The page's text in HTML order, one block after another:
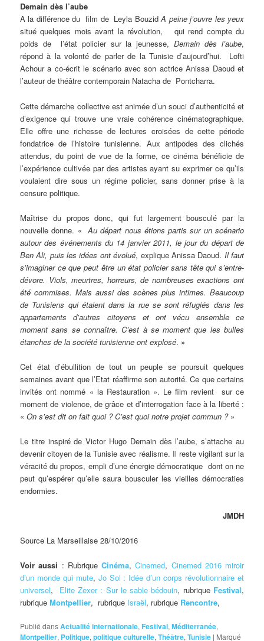
Demain dès l’aube
A la différence du film de Leyla BouzidA peine j’ouvre les yeux
situé quelques mois avant la révolution, qui rend compte du
poids de l’état policier sur la jeunesse,Demain dès l’aube,
répond à la volonté de parler de la Tunisie d’aujourd’hui. Lofti
Achour a co-écrit le scénario avec son actrice Anissa Daoud et
l’auteur de théâtre contemporain Natacha de Pontcharra.
Cette démarche collective est animée d’un souci d’authenticité et
d’exigence qui trouve une vraie cohérence cinématographique.
Elle offre une richesse de lectures croisées de cette période
fondatrice de l’histoire tunisienne. Aux antipodes des clichés
attendus, du point de vue de la forme, ce cinéma bénéficie de
l’expérience cultivée par des artistes ayant su exprimer ce qu’ils
voulaient dire sous un régime policier, sans donner prise à la
censure politique.
Maîtrise du propos donc, qui fut largement bousculé par la
nouvelle donne. «Au départ nous étions partis sur un scénario
autour des événements du 14 janvier 2011, le jour du départ de
Ben Ali, puis les idées ont évolué, explique Anissa Daoud. Il faut
s’imaginer ce que peut être un état policier sans tête qui s’entre-
dévore. Viols, meurtres, horreurs, de nombreuses exactions ont
été commises. Mais aussi des scènes plus intimes. Beaucoup
de Tunisiens qui étaient dans la rue se sont réfugiés dans les
appartements d’autres citoyens et ont vécu ensemble ce
moment sans se connaître. C’est à se moment que les bulles
étanches de la société tunisienne ont explosé. »
Cet état d’ébullition de tout un peuple se poursuit quelques
semaines avant que l’Etat réaffirme son autorité. Ce que certains
invités ont nommé « la Restauration ». Le film revient sur ce
moment de violence, de grâce et d’interrogation face à la liberté :
«On s’est dit on fait quoi ? C’est quoi notre projet commun ?»
Le titre inspiré de Victor Hugo Demain dès l’aube, s’attache au
devenir citoyen de la Tunisie avec réalisme. Il reste vigilant sur la
véracité du propos, empli d’une énergie démocratique dont on ne
peut qu’espérer qu’elle saura bousculer les vieilles démocraties
endormies.
JMDH
Source La Marseillaise 28/10/2016
Voir aussi : Rubrique Cinéma,Cinemed, Cinemed 2016 miroir
d’un monde qui mute, Jo Sol : Idée d’un corps révolutionnaire et
universel, Elite Zexer : Sur le sable bédouin, rubrique Festival,
rubriqueMontpellier, rubrique Israël, rubrique Rencontre,
Publié dansActualité internationale,Festival,Méditerranée,
Montpellier, Politique,politique culturelle,Théâtre,Tunisie | Marqué